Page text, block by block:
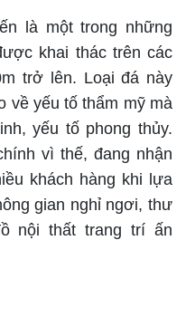
là một trong những
khai thác trên các
trở lên. Loại đá này
về yếu tố thẩm mỹ mà
yếu tố phong thủy.
vì thế, đang nhận
khách hàng khi lựa
gian nghỉ ngơi, thư
nội thất trang trí ấn